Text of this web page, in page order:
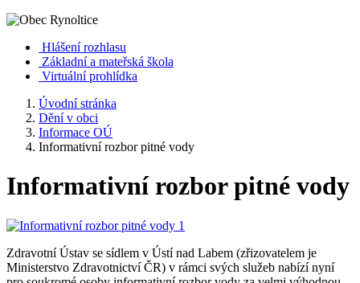
Hlášení rozhlasu
Základní a mateřská škola
Virtuální prohlídka
Úvodní stránka
Dění v obci
Informace OÚ
Informativní rozbor pitné vody
Informativní rozbor pitné vody
Zdravotní Ústav se sídlem v Ústí nad Labem (zřizovatelem je
Ministerstvo Zdravotnictví ČR) v rámci svých služeb nabízí nyní